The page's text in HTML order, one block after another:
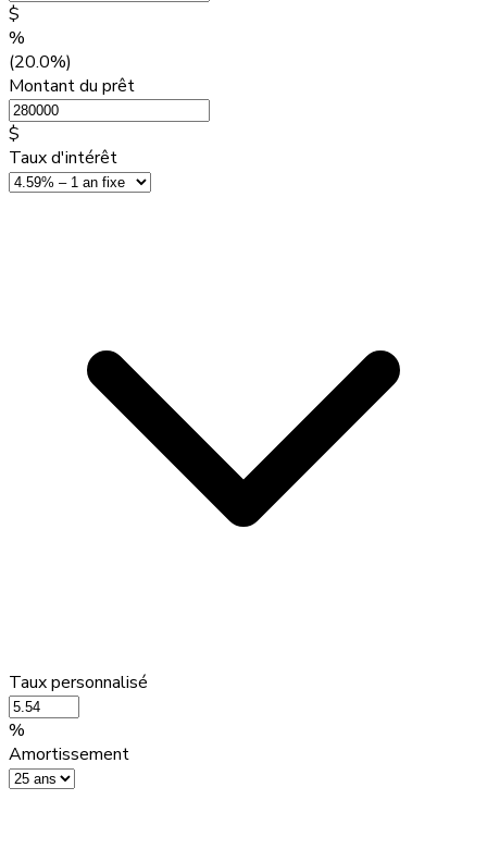
$
%
(20.0%)
Montant du prêt
$
Taux d'intérêt
Taux personnalisé
%
Amortissement